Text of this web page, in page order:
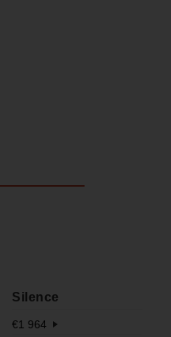
Silence
€1 964